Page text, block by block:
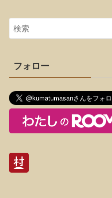
フォロー